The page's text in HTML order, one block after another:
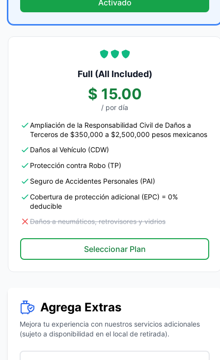
Activado
Full (All Included)
$ 15.00
/ por día
Ampliación de la Responsabilidad Civil de Daños a
Terceros de $350,000 a $2,500,000 pesos mexicanos
Daños al Vehículo (CDW)
Protección contra Robo (TP)
Seguro de Accidentes Personales (PAI)
Cobertura de protección adicional (EPC) = 0%
deducible
Daños a neumáticos, retrovisores y vidrios
Seleccionar Plan
Agrega Extras
Mejora tu experiencia con nuestros servicios adicionales
(sujeto a disponibilidad en el local de retirada).